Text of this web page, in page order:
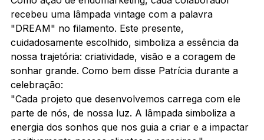
recebeu uma lâmpada vintage com a palavra
"DREAM" no filamento. Este presente,
cuidadosamente escolhido, simboliza a essência da
nossa trajetória: criatividade, visão e a coragem de
sonhar grande. Como bem disse Patrícia durante a
celebração:
"Cada projeto que desenvolvemos carrega com ele
parte de nós, de nossa luz. A lâmpada simboliza a
energia dos sonhos que nos guia a criar e a impactar